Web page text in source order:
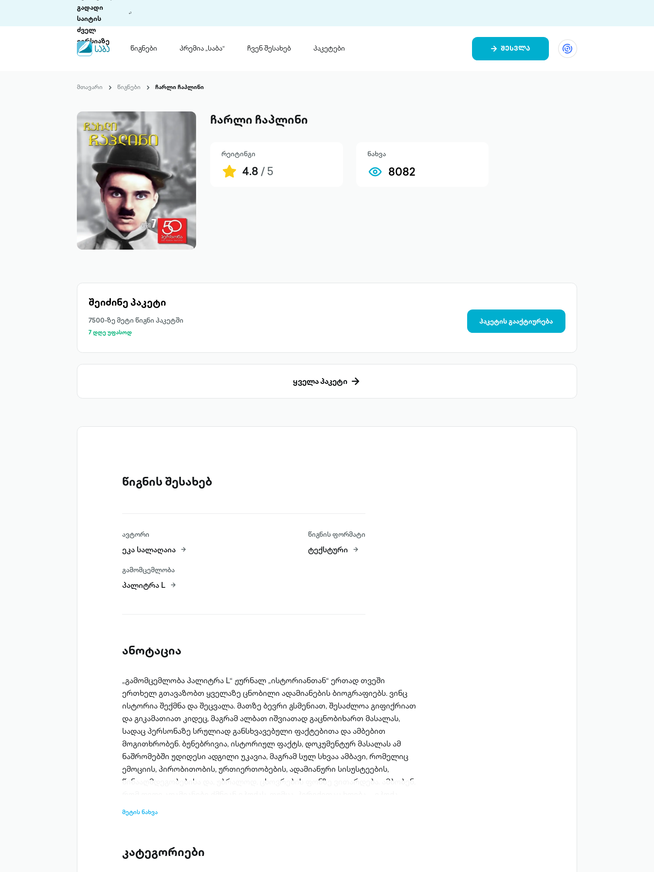
გადადი
საიტის
ძველ
ვერსიაზე
წიგნები პრემია „საბა“
ლიტერატურული პრემია „საბა“
წესდება
საკონკურსო განაცხადი
ჩვენ შესახებ პაკეტები შესვლა
ჩვენ შესახებ
პაკეტები
მთავარი წიგნები ჩარლი ჩაპლინი
ჩარლი ჩაპლინი
რეიტინგი
4.8/ 5
ნახვა
8082
შეიძინე პაკეტი
7500-ზე მეტი წიგნი პაკეტში
7 დღე უფასოდ
პაკეტის გააქტიურება
ყველა პაკეტი
წიგნის შესახებ
ავტორი
ეკა სალაღაია
გამომცემლობა
პალიტრა L
წიგნის ფორმატი
ტექსტური
ანოტაცია
„გამომცემლობა პალიტრა L“ ჟურნალ „ისტორიანთან“ ერთად თვეში
ერთხელ გთავაზობთ ყველაზე ცნობილი ადამიანების ბიოგრაფიებს. ვინც
ისტორია შექმნა და შეცვალა. მათზე ბევრი გსმენიათ, შესაძლოა გიფიქრიათ
და გიკამათიათ კიდეც, მაგრამ ალბათ იშვიათად გაცნობიხართ მასალას,
სადაც პერსონაზე სრულიად განსხვავებული ფაქტებითა და ამბებით
მოგითხრობენ. ბუნებრივია, ისტორიულ ფაქტს, დოკუმენტურ მასალას ამ
ნაშრომებში უდიდესი ადგილი უკავია, მაგრამ სულ სხვაა ამბავი, რომელიც
ემოციის, პირობითობის, ურთიერთობების, ადამიანური სისუსტეების,
წინააღმდეგობებისა და, უბრალოდ, ცხოვრების ფონზე ვითარდება. ამბობენ,
გარემო, კონკრეტული სოციალ‐ეკონომიკური თუ პოლიტიკური ვითარება
ქრონიკას ჩაინიშნავს ხოლმე! ამ მოვლენებს უმეტესწილად საკუთარი
ავტორები ჰყავთ – პერსონები, ვინც ხელსაყრელ მომენტს ჩაეჭიდნენ და...
მეტის ნახვა
კატეგორიები